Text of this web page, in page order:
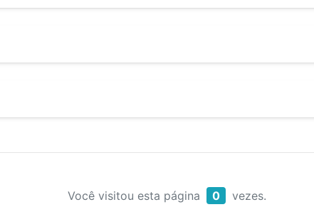
Você visitou esta página 0 vezes.